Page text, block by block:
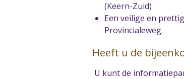
(Keern-Zuid)
Een veilige en
Provincialeweg.
Heeft u de
U kunt de